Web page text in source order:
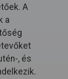
A
a
, és